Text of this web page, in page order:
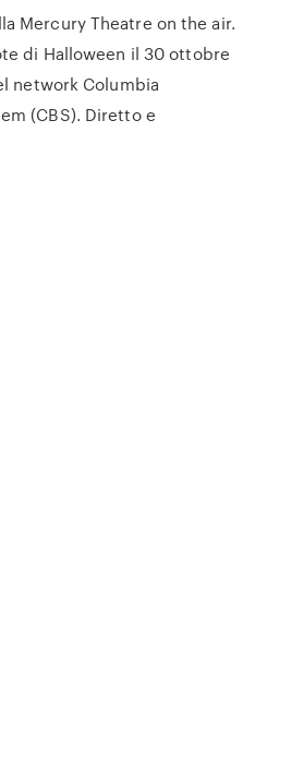
Mercury Theatre on the air.
di Halloween il 30 ottobre
network Columbia
(CBS). Diretto e